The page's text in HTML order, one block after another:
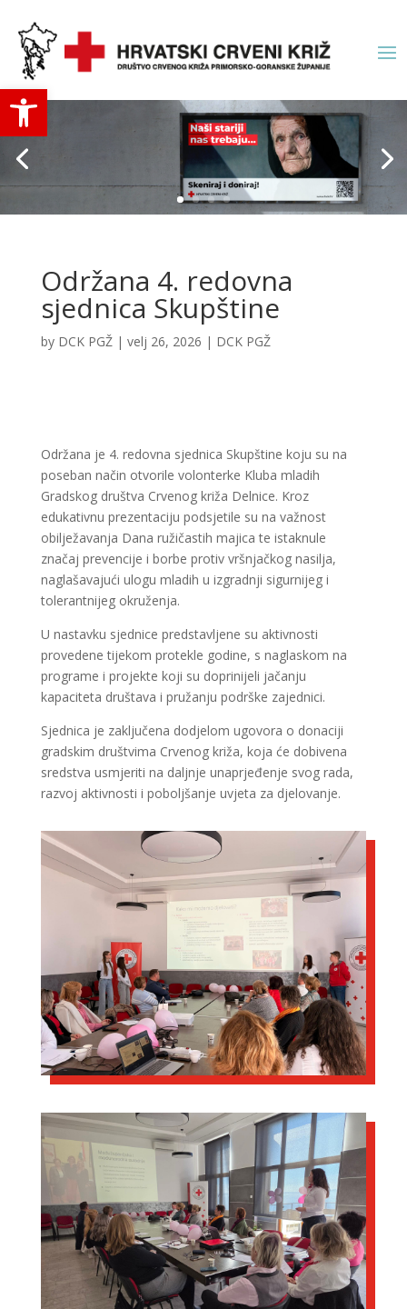
Open toolbar
Održana 4. redovna
sjednica Skupštine
by DCK PGŽ| velj 26, 2026 | DCK PGŽ
Održana je 4. redovna sjednica Skupštine koju su na
poseban način otvorile volonterke Kluba mladih
Gradskog društva Crvenog križa Delnice. Kroz
edukativnu prezentaciju podsjetile su na važnost
obilježavanja Dana ružičastih majica te istaknule
značaj prevencije i borbe protiv vršnjačkog nasilja,
naglašavajući ulogu mladih u izgradnji sigurnijeg i
tolerantnijeg okruženja.
U nastavku sjednice predstavljene su aktivnosti
provedene tijekom protekle godine, s naglaskom na
programe i projekte koji su doprinijeli jačanju
kapaciteta društava i pružanju podrške zajednici.
Sjednica je zaključena dodjelom ugovora o donaciji
gradskim društvima Crvenog križa, koja će dobivena
sredstva usmjeriti na daljnje unaprjeđenje svog rada,
razvoj aktivnosti i poboljšanje uvjeta za djelovanje.